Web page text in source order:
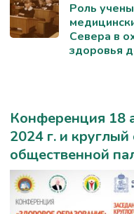
Роль
Севера в
здоровья
Конференция 18
2024 г. и круглый
общественной